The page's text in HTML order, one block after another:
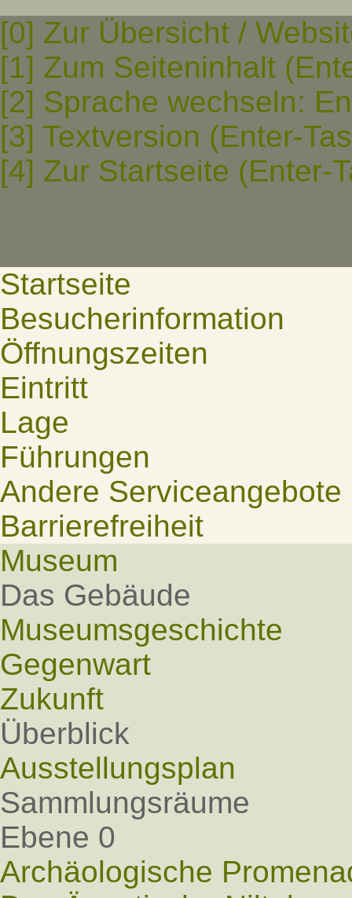
[0] Zur Übersicht /
[1] Zum Seiteninhalt
[2] Sprache wechseln:
[3] Textversion (Enter-
[4] Zur Startseite (Enter-
Startseite
Besucherinformation
Öffnungszeiten
Eintritt
Lage
Führungen
Andere Serviceangebote
Barrierefreiheit
Museum
Das Gebäude
Museumsgeschichte
Gegenwart
Zukunft
Überblick
Ausstellungsplan
Sammlungsräume
Ebene 0
Archäologische